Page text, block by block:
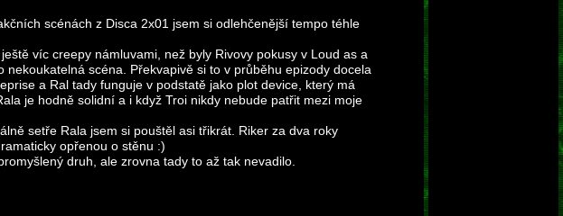
scénách z Disca 2x01 jsem si odlehčenější tempo téhle
víc creepy námluvami, než byly Rivovy pokusy v Loud as a
scéna. Překvapivě si to v průběhu epizody docela
a Ral tady funguje v podstatě jako plot device, který má
je hodně solidní a i když Troi nikdy nebude patřit mezi moje
setře Rala jsem si pouštěl asi třikrát. Riker za dva roky
opřenou o stěnu :)
druh, ale zrovna tady to až tak nevadilo.